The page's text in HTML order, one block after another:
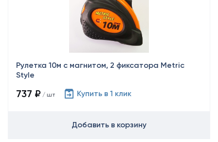
Рулетка 10м с магнитом, 2 фиксатора Metric
Style
737 ₽ / шт Купить в 1 клик
Добавить в корзину